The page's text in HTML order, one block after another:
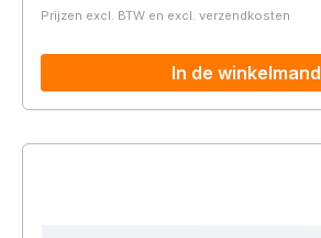
Prijzen excl. BTW en excl. verzendkosten
In de winkelmand